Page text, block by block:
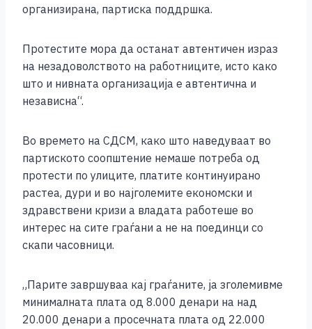
организирана, партиска поддршка.
Протестите мора да останат автентичен израз
на незадоволството на работниците, исто како
што и нивната организација е автентична и
независна“.
Во времето на СДСМ, како што наведуваат во
партиското соопштение немаше потреба од
протести по улиците, платите континуирано
растеа, дури и во најголемите економски и
здравствени кризи а владата работеше во
интерес на сите граѓани а не на поединци со
скапи часовници.
„Парите завршуваа кај граѓаните, ја зголемивме
минималната плата од 8.000 денари на над
20.000 денари а просечната плата од 22.000